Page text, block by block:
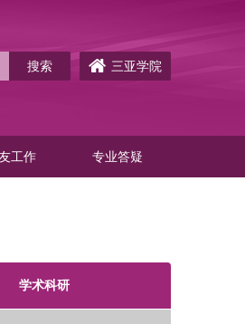
三亚学院
工作 专业答疑
学术科研